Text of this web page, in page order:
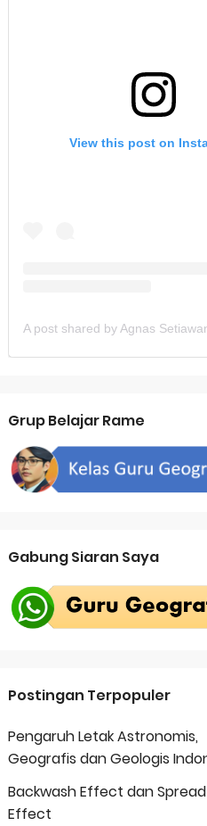
Bank Soal HOTS Sekarang!
View this post on
Grup Belajar Rame
Gabung Siaran Saya
Postingan Terpopuler
Pengaruh Letak Astronomis,
Geografis dan Geologis
Backwash Effect dan Spread
Effect